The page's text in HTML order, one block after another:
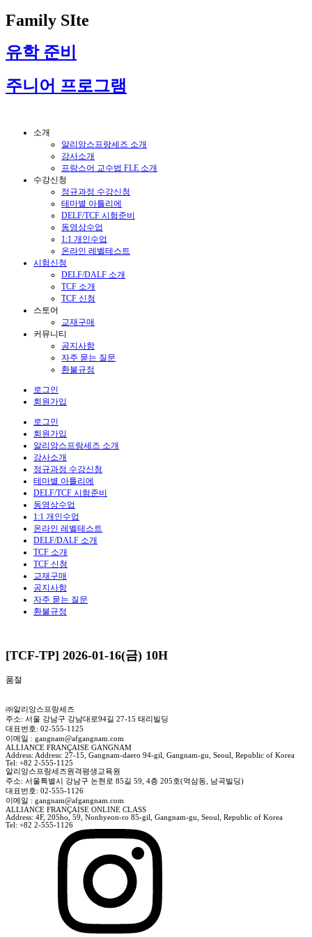
Family SIte
유학 준비
주니어 프로그램
소개
알리앙스프랑세즈 소개
강사소개
프랑스어 교수법 FLE 소개
수강신청
정규과정 수강신청
테마별 아틀리에
DELF/TCF 시험준비
동영상수업
1:1 개인수업
온라인 레벨테스트
시험신청
DELF/DALF 소개
TCF 소개
TCF 신청
스토어
교재구매
커뮤니티
공지사항
자주 묻는 질문
환불규정
로그인
회원가입
로그인
회원가입
알리앙스프랑세즈 소개
강사소개
정규과정 수강신청
테마별 아틀리에
DELF/TCF 시험준비
동영상수업
1:1 개인수업
온라인 레벨테스트
DELF/DALF 소개
TCF 소개
TCF 신청
교재구매
공지사항
자주 묻는 질문
환불규정
[TCF-TP] 2026-01-16(금) 10H
품절
㈜알리앙스프랑세즈
주소: 서울 강남구 강남대로94길 27-15 태리빌딩
대표번호: 02-555-1125
이메일 : gangnam@afgangnam.com
ALLIANCE FRANÇAISE GANGNAM
Address: Address: 27-15, Gangnam-daero 94-gil, Gangnam-gu, Seoul, Republic of Korea
Tel: +82 2-555-1125
알리앙스프랑세즈원격평생교육원
주소: 서울특별시 강남구 논현로 85길 59, 4층 205호(역삼동, 남곡빌딩)
대표번호: 02-555-1126
이메일 : gangnam@afgangnam.com
ALLIANCE FRANÇAISE ONLINE CLASS
Address: 4F, 205ho, 59, Nonhyeon-ro 85-gil, Gangnam-gu, Seoul, Republic of Korea
Tel: +82 2-555-1126